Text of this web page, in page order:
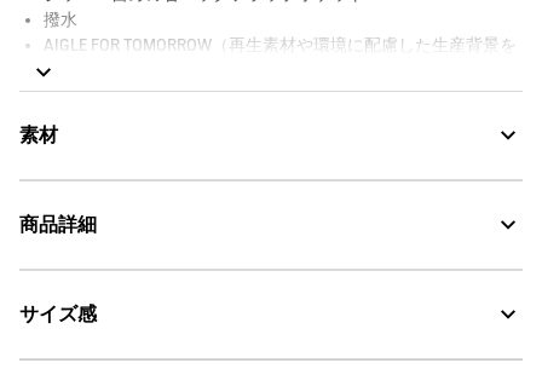
撥水
AIGLE FOR TOMORROW（再生素材や環境に配慮した生産背景を
持つ商品）
素材
AIGLE for tomorrow
商品詳細
・色：ノワール（ブラック） (001)
サイズ感